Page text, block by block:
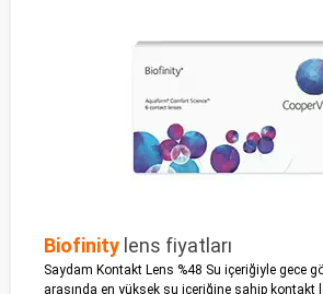
Biofinity lens fiyatları
Saydam Kontakt Lens %48 Su içeriğiyle gece
arasında en yüksek su içeriğine sahip kontakt